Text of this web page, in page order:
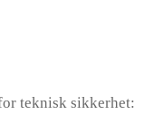
teknisk sikkerhet: